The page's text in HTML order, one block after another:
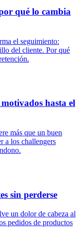
qué lo cambia
el seguimiento:
del cliente. Por qué
hasta el
más que un buen
a los challengers
sin perderse
un dolor de cabeza al
pedidos de productos